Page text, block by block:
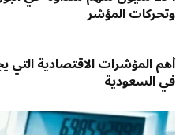
وتحركات المؤشر
أهم المؤشرات الاقتصادية
في السعودية